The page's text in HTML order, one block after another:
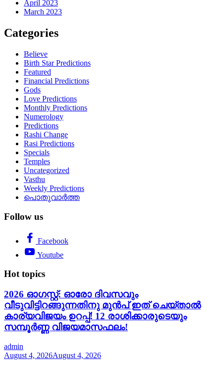
April 2023
March 2023
Categories
Believe
Birth Star Predictions
Featured
Financial Predictions
Gods
Love Predictions
Monthly Predictions
Numerology
Predictions
Rashi Change
Rasi Predictions
Specials
Temples
Uncategorized
Vasthu
Weekly Predictions
പൊതുവാർത്ത
Follow us
Facebook
Youtube
Hot topics
2026 ഓഗസ്റ്റ്: ഓരോ ദിവസവും
വീടുവിട്ടിറങ്ങുന്നതിനു മുൻപ് ഇത് ചെയ്താൽ
കാര്യവിജയം ഉറപ്പ്! 12 രാശിക്കാരുടെയും
സമ്പൂർണ്ണ വിജയമാസഫലം!
admin
August 4, 2026August 4, 2026